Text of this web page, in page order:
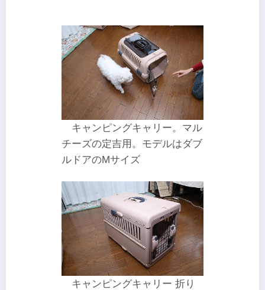
キャンピングキャリー。マル
チーズの定吉用。モデルはダブ
ルドアのMサイズ
キャンピングキャリー 折り